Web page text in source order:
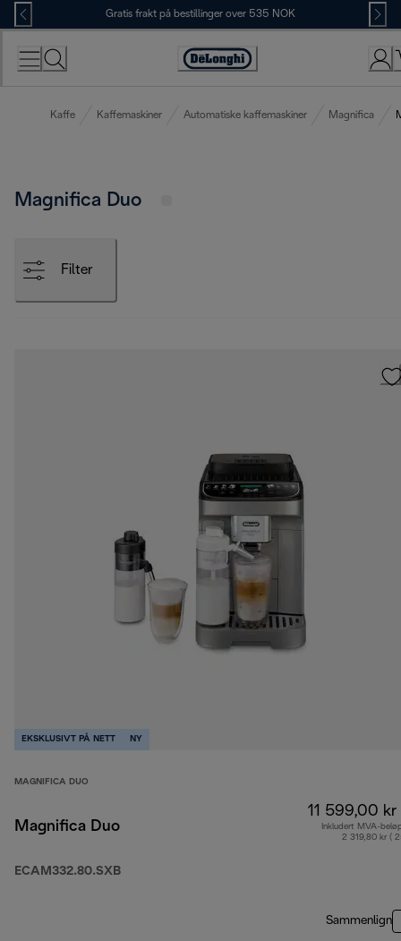
Skip
to
Content
Gratis frakt på bestillinger over 535 NOK
Accessibility
Kaffe Kaffemaskiner Automatiske kaffemaskiner Magnifica
Magnifica Duo
Filter
EKSKLUSIVT PÅ NETT NY
MAGNIFICA DUO
Magnifica Duo
ECAM332.80.SXB
11 599,00 kr
Inkludert MVA-
2 319,80 kr (
Sammenlign